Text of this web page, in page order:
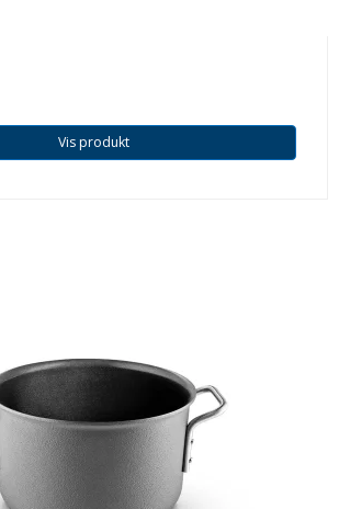
Vis produkt